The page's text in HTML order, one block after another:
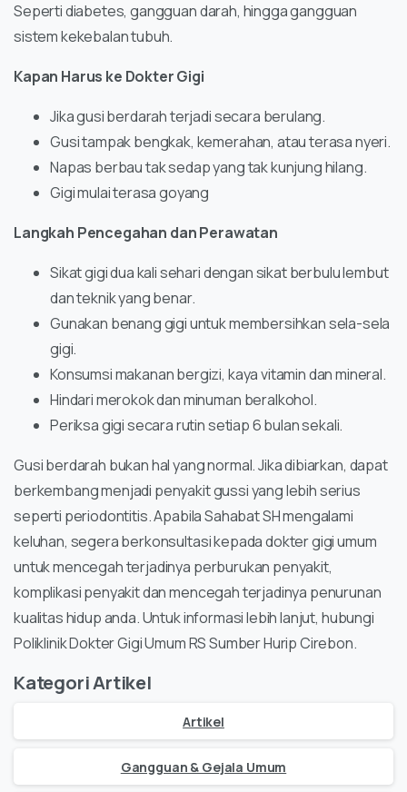
Seperti diabetes, gangguan darah, hingga gangguan
sistem kekebalan tubuh.
Kapan Harus ke Dokter Gigi
Jika gusi berdarah terjadi secara berulang.
Gusi tampak bengkak, kemerahan, atau terasa nyeri.
Napas berbau tak sedap yang tak kunjung hilang.
Gigi mulai terasa goyang
Langkah Pencegahan dan Perawatan
Sikat gigi dua kali sehari dengan sikat berbulu lembut
dan teknik yang benar.
Gunakan benang gigi untuk membersihkan sela-sela
gigi.
Konsumsi makanan bergizi, kaya vitamin dan mineral.
Hindari merokok dan minuman beralkohol.
Periksa gigi secara rutin setiap 6 bulan sekali.
Gusi berdarah bukan hal yang normal. Jika dibiarkan, dapat
berkembang menjadi penyakit gussi yang lebih serius
seperti periodontitis. Apabila Sahabat SH mengalami
keluhan, segera berkonsultasi kepada dokter gigi umum
untuk mencegah terjadinya perburukan penyakit,
komplikasi penyakit dan mencegah terjadinya penurunan
kualitas hidup anda. Untuk informasi lebih lanjut, hubungi
Poliklinik Dokter Gigi Umum RS Sumber Hurip Cirebon.
Kategori Artikel
Artikel
Gangguan & Gejala Umum